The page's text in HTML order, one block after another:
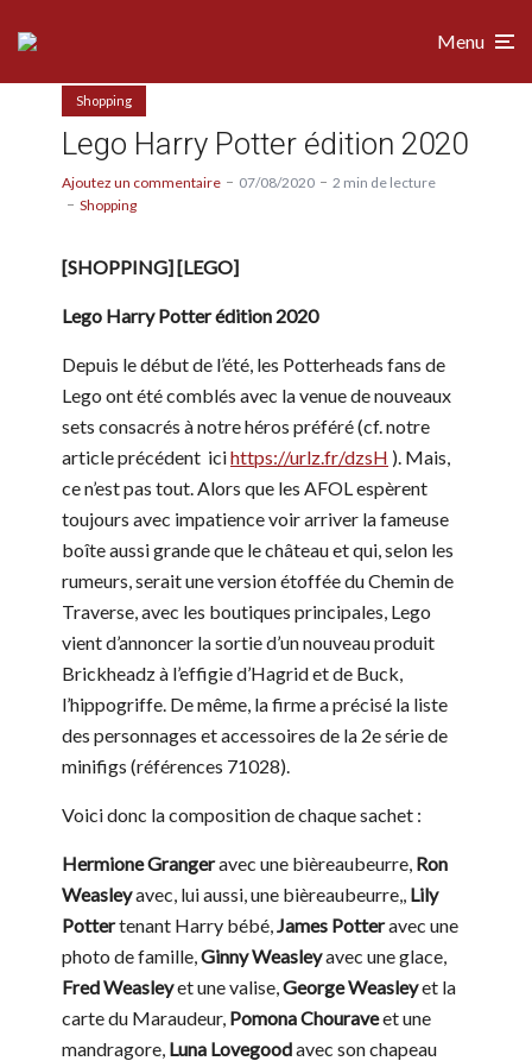
Menu
Shopping
Lego Harry Potter édition 2020
Ajoutez un commentaire 07/08/2020
2 min de lecture
Shopping
[SHOPPING] [LEGO]
Lego Harry Potter édition 2020
Depuis le début de l’été, les Potterheads fans de
Lego ont été comblés avec la venue de nouveaux
sets consacrés à notre héros préféré (cf. notre
article précédent icihttps://urlz.fr/dzsH ). Mais,
ce n’est pas tout. Alors que les AFOL espèrent
toujours avec impatience voir arriver la fameuse
boîte aussi grande que le château et qui, selon les
rumeurs, serait une version étoffée du Chemin de
Traverse, avec les boutiques principales, Lego
vient d’annoncer la sortie d’un nouveau produit
Brickheadz à l’effigie d’Hagrid et de Buck,
l’hippogriffe. De même, la firme a précisé la liste
des personnages et accessoires de la 2e série de
minifigs (références 71028).
Voici donc la composition de chaque sachet :
Hermione Grangeravec une bièreaubeurre, Ron
Weasleyavec, lui aussi, une bièreaubeurre,, Lily
Pottertenant Harry bébé, James Potteravec une
photo de famille, Ginny Weasleyavec une glace,
Fred Weasleyet une valise, George Weasleyet la
carte du Maraudeur, Pomona Chouraveet une
mandragore, Luna Lovegoodavec son chapeau